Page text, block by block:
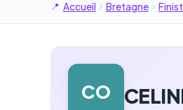
Accueil Bretagne
CO